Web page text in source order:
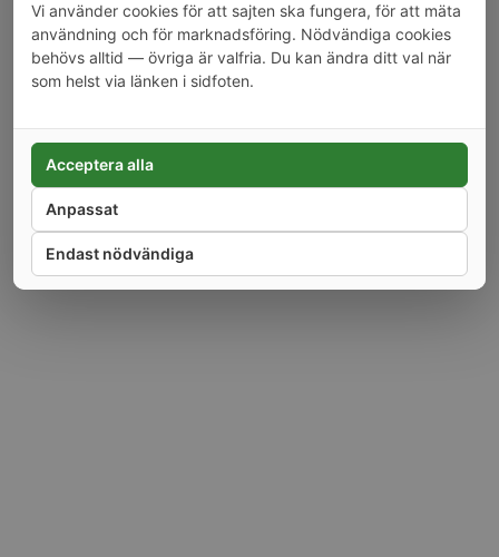
Kontakta oss Om oss
Frakt & returer
Sekretesspolicy
Cookieinställningar Köpvillkor
Alla priser är inkl moms.
Tarra AB, orgnr 556819-9953, Sorterargatan 12, 162 50 Vällingby.
Vi använder cookies för att sajten ska fungera, för att mäta
användning och för marknadsföring. Nödvändiga cookies
behövs alltid — övriga är valfria. Du kan ändra ditt val när
som helst via länken i sidfoten.
Endast nödvändiga
Anpassat
Acceptera alla